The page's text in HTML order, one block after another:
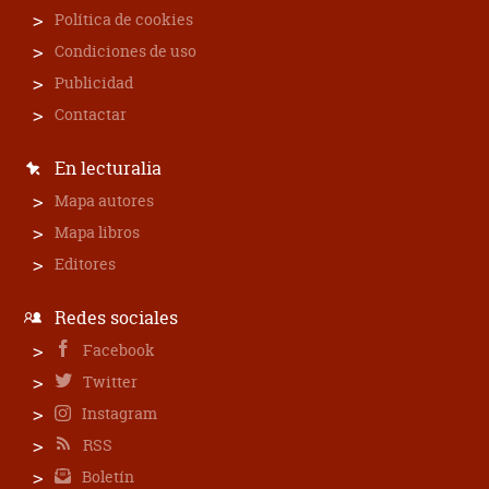
Política de cookies
Condiciones de uso
Publicidad
Contactar
En lecturalia
Mapa autores
Mapa libros
Editores
Redes sociales
Facebook
Twitter
Instagram
RSS
Boletín